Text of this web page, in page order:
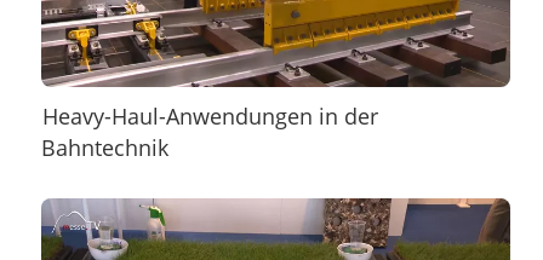
Heavy-Haul-Anwendungen in der
Bahntechnik